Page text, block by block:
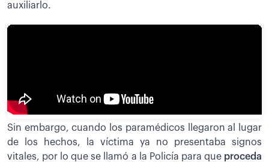
auxiliarlo.
Sin embargo, cuando los paramédicos llegaron al lugar
de los hechos, la víctima ya no presentaba signos
vitales, por lo que se llamó a la Policía para que proceda